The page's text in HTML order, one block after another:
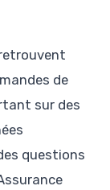
de
sur des
questions